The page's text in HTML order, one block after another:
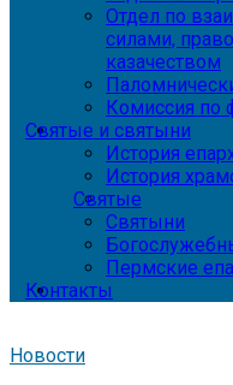
Отдел по
силами,
казачеством
Комиссия по
Святые и святыни
История
История
Святые
Святыни
Пермские
Контакты
Новости